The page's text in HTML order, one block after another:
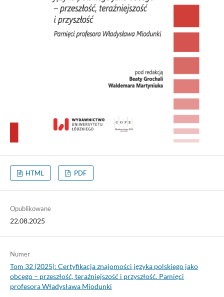
HTML PDF
Opublikowane
22.08.2025
Numer
Tom 32 (2025): Certyfikacja znajomości języka polskiego jako
obcego – przeszłość, teraźniejszość i przyszłość. Pamięci
profesora Władysława Miodunki